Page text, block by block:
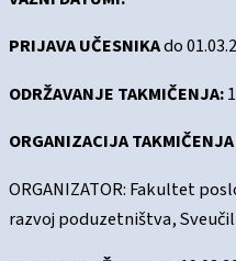
PRIJAVA UČESNIKAdo
ODRŽAVANJE TAKMIČENJA:
ORGANIZACIJA TAKMIČENJA
ORGANIZATOR: Fakultet
razvoj poduzetništva,